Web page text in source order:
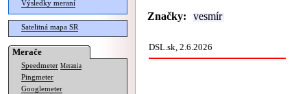
Výsledky meraní
Satelitná mapa SR
Merače
Speedmeter Merania
Pingmeter
Googlemeter
Značky: vesmír
DSL.sk, 2.6.2026